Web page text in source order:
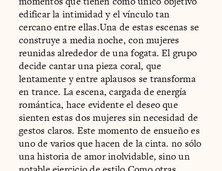
edificar la intimidad y el vínculo tan
cercano entre ellas.Una de estas escenas se
construye a media noche, con mujeres
reunidas alrededor de una fogata. El grupo
decide cantar una pieza coral, que
lentamente y entre aplausos se transforma
en trance. La escena, cargada de energía
romántica, hace evidente el deseo que
sienten estas dos mujeres sin necesidad de
gestos claros. Este momento de ensueño es
uno de varios que hacen de la cinta. no sólo
una historia de amor inolvidable, sino un